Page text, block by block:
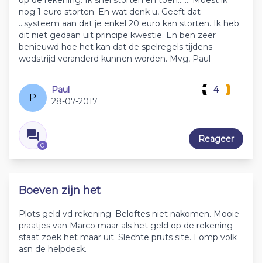
nog 1 euro storten. En wat denk u, Geeft dat
...systeem aan dat je enkel 20 euro kan storten. Ik heb
dit niet gedaan uit principe kwestie. En ben zeer
benieuwd hoe het kan dat de spelregels tijdens
wedstrijd veranderd kunnen worden. Mvg, Paul
P
Paul
28-07-2017
0
4
Reageer
Boeven zijn het
Plots geld vd rekening. Beloftes niet nakomen. Mooie
praatjes van Marco maar als het geld op de rekening
staat zoek het maar uit. Slechte pruts site. Lomp volk
asn de helpdesk.